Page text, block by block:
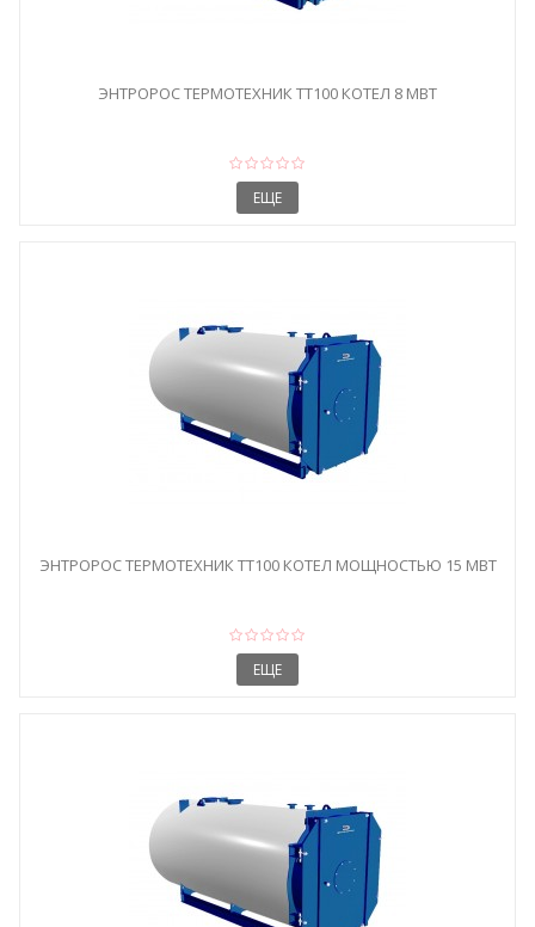
ЭНТРОРОС ТЕРМОТЕХНИК ТТ100 КОТЕЛ 8 МВТ
ЕЩЕ
ЭНТРОРОС ТЕРМОТЕХНИК ТТ100 КОТЕЛ МОЩНОСТЬЮ 15 МВТ
ЕЩЕ